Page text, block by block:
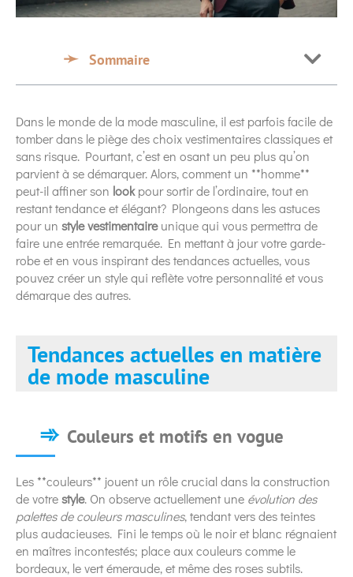
Sommaire
Dans le monde de la mode masculine, il est parfois facile de
tomber dans le piège des choix vestimentaires classiques et
sans risque. Pourtant, c’est en osant un peu plus qu’on
parvient à se démarquer. Alors, comment un **homme**
peut-il affiner son lookpour sortir de l’ordinaire, tout en
restant tendance et élégant? Plongeons dans les astuces
pour un style vestimentaireunique qui vous permettra de
faire une entrée remarquée. En mettant à jour votre garde-
robe et en vous inspirant des tendances actuelles, vous
pouvez créer un style qui reflète votre personnalité et vous
démarque des autres.
Tendances actuelles en matière
de mode masculine
Couleurs et motifs en vogue
Les **couleurs** jouent un rôle crucial dans la construction
de votrestyle. On observe actuellement une évolution des
palettes de couleurs masculines, tendant vers des teintes
plus audacieuses. Fini le temps où le noir et blanc régnaient
en maîtres incontestés; place aux couleurs comme le
bordeaux, le vert émeraude, et même des roses subtils.